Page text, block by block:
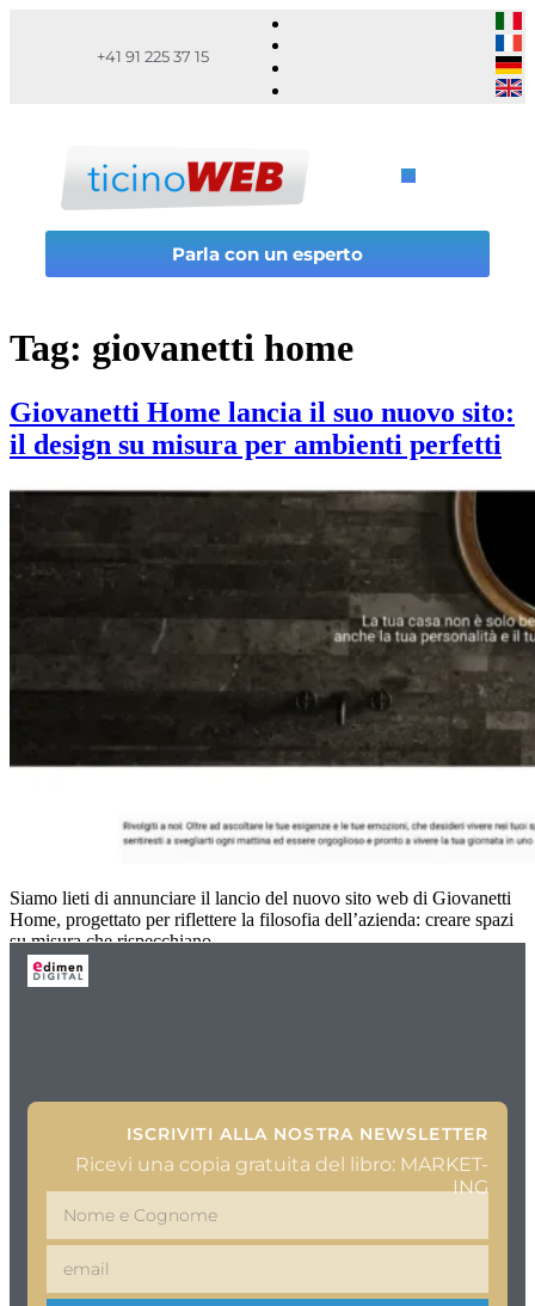
+41 91 225 37 15
Parla con un esperto
Tag: giovanetti home
Giovanetti Home lancia il suo nuovo sito:
il design su misura per ambienti perfetti
Siamo lieti di annunciare il lancio del nuovo sito web di Giovanetti
Home, progettato per riflettere la filosofia dell’azienda: creare spazi
su misura che rispecchiano
ISCRIVITI ALLA NOSTRA NEWSLETTER
Ricevi una copia gratuita del libro: MARKET-
ING